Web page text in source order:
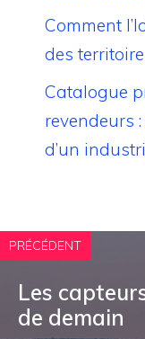
Comment
des
Catalogue
revendeurs
d’un
PRÉCÉDENT
Les
de demain